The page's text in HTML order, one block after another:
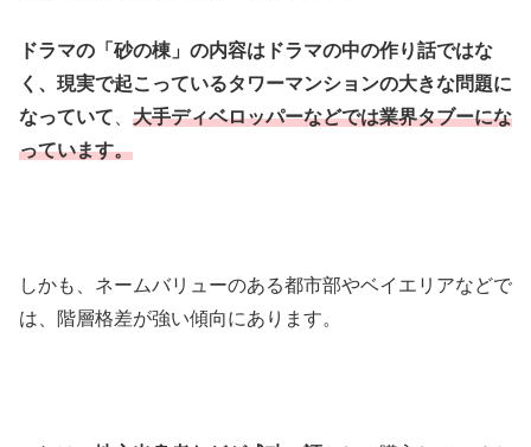
ドラマの「砂の棟」の内容はドラマの中の作り話ではな
く、現実で起こっているタワーマンションの大きな問題に
なっていて、 大手ディベロッパーなどでは業界タブーにな
っています。
しかも、ネームバリューのある都市部やベイエリアなどで
は、階層格差が強い傾向にあります。